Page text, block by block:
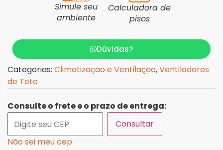
Simule seu
ambiente
Calculadora de
pisos
Dúvidas?
Categorias: Climatização e Ventilação,Ventiladores
de Teto
Consulte o frete e o prazo de entrega:
Consultar
Não sei meu cep